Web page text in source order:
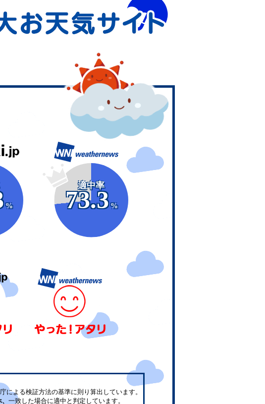
%
適中率
73.3
%
による検証方法の基準に則り算出しています。
一致した場合に適中と判定しています。